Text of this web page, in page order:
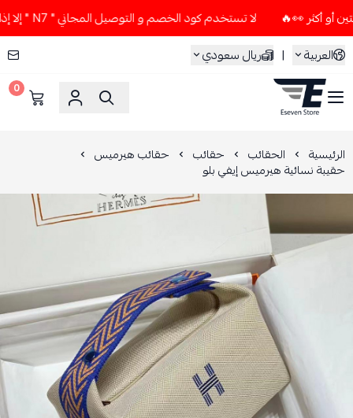
لا تستخدم كود الخصم و التوصيل المجاني " N7 " إلا إذا طلبت قطعتين أو أكثر 👀🔥
العربية
| ريال سعودي
ESEVEN STORE
0
الرئيسية الحقائب حقائب حقائب هيرميس
حقيبة نسائية هيرميس إيفي بلو